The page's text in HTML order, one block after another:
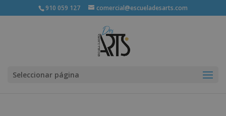
910 059 127 comercial@escueladesarts.com
Seleccionar página